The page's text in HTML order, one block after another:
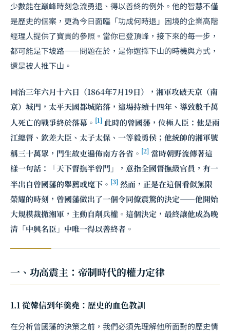
少數能在巔峰時刻急流勇退、得以善終的例外。他的智慧不僅
是歷史的個案，更為今日面臨「功成何時退」困境的企業高階
經理人提供了寶貴的參照。當你已登頂峰，接下來的每一步，
都可能是下坡路——問題在於，是你選擇下山的時機與方式，
還是被人推下山。
同治三年六月十六日（1864年7月19日），湘軍攻破天京（南
京）城門，太平天國都城陷落，這場持續十四年、導致數千萬
人死亡的戰爭終於落幕。 [1] 此時的曾國藩，位極人臣：他是兩
江總督、欽差大臣、太子太保、一等毅勇侯；他統帥的湘軍號
稱三十萬眾，門生故吏遍佈南方各省。 [2] 當時朝野流傳著這
樣一句話：「天下督撫半曾門」，意指全國督撫級官員，有一
半出自曾國藩的舉薦或麾下。 [3] 然而，正是在這個看似無限
榮耀的時刻，曾國藩做出了一個令同僚震驚的決定——他開始
大規模裁撤湘軍，主動自削兵權。這個決定，最終讓他成為晚
清「中興名臣」中唯一得以善終者。
一、功高震主：帝制時代的權力定律
1.1 從韓信到年羹堯：歷史的血色教訓
在分析曾國藩的決策之前，我們必須先理解他所面對的歷史情